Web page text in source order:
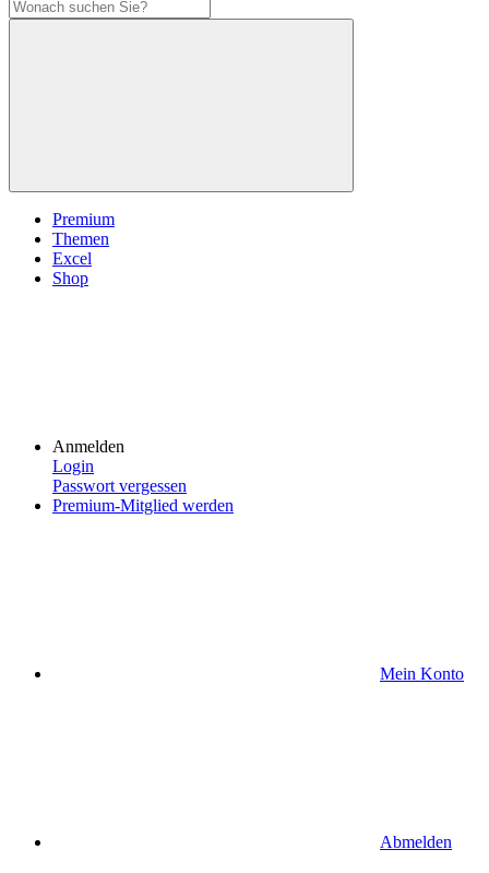
Premium
Themen
Excel
Shop
Anmelden
Login
Passwort vergessen
Premium-Mitglied werden
Mein Konto
Abmelden